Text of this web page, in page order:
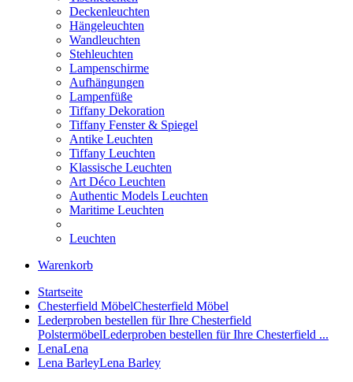
Deckenleuchten
Hängeleuchten
Wandleuchten
Stehleuchten
Lampenschirme
Aufhängungen
Lampenfüße
Tiffany Dekoration
Tiffany Fenster & Spiegel
Antike Leuchten
Tiffany Leuchten
Klassische Leuchten
Art Déco Leuchten
Authentic Models Leuchten
Maritime Leuchten
Leuchten
Warenkorb
Startseite
Chesterfield MöbelChesterfield Möbel
Lederproben bestellen für Ihre Chesterfield
PolstermöbelLederproben bestellen für Ihre Chesterfield ...
LenaLena
Lena BarleyLena Barley